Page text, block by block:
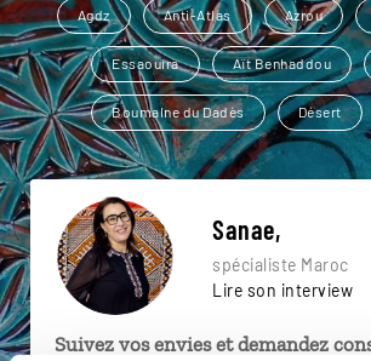
Agdz Anti-Atlas Azrou
Essaouira Aït Benhaddou
Boumalne du Dadès Désert
Sanae,
spécialiste Maroc
Lire son interview
Suivez vos envies et demandez